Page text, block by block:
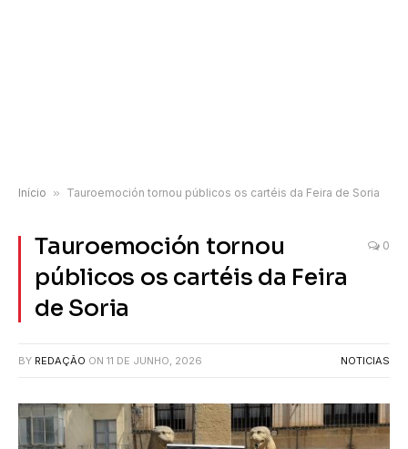
Início » Tauroemoción tornou públicos os cartéis da Feira de Soria
Tauroemoción tornou
públicos os cartéis da Feira
de Soria
0
BY REDAÇÃO ON 11 DE JUNHO, 2026 NOTICIAS